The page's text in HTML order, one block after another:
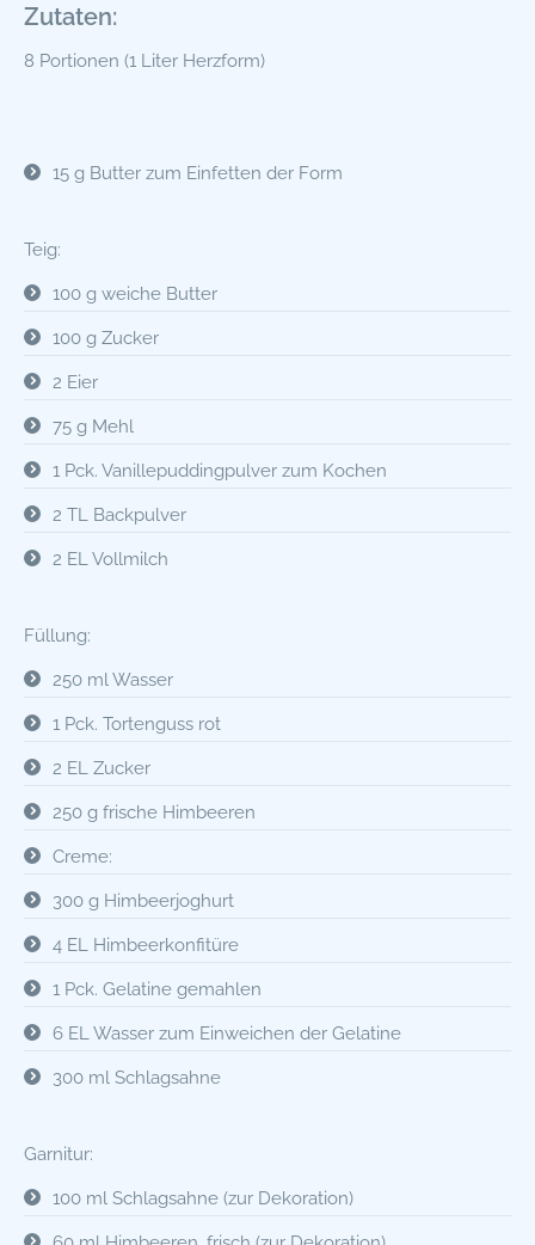
Zutaten:
8 Portionen (1 Liter Herzform)
15 g Butter zum Einfetten der Form
Teig:
100 g weiche Butter
100 g Zucker
2 Eier
75 g Mehl
1 Pck. Vanillepuddingpulver zum Kochen
2 TL Backpulver
2 EL Vollmilch
Füllung:
250 ml Wasser
1 Pck. Tortenguss rot
2 EL Zucker
250 g frische Himbeeren
Creme:
300 g Himbeerjoghurt
4 EL Himbeerkonfitüre
1 Pck. Gelatine gemahlen
6 EL Wasser zum Einweichen der Gelatine
300 ml Schlagsahne
Garnitur:
100 ml Schlagsahne (zur Dekoration)